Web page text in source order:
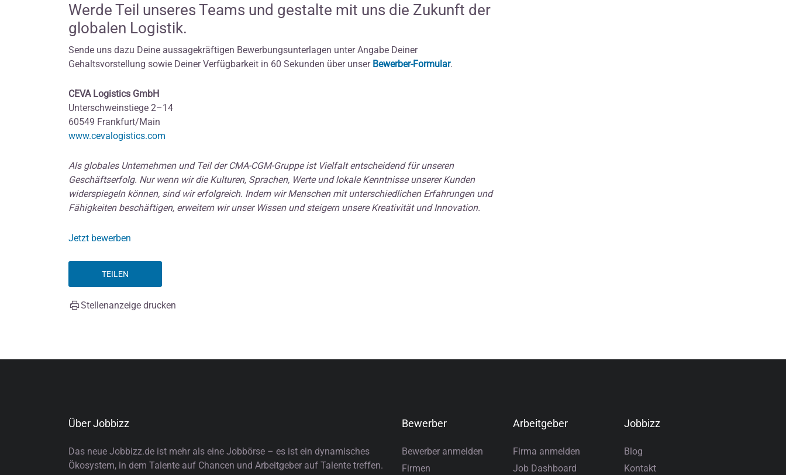
Werde Teil unseres Teams und gestalte mit uns die Zukunft der
globalen Logistik.
Sende uns dazu Deine aussagekräftigen Bewerbungsunterlagen unter Angabe Deiner
Gehaltsvorstellung sowie Deiner Verfügbarkeit in 60 Sekunden über unser Bewerber-Formular.
CEVA Logistics GmbH
Unterschweinstiege 2–14
60549 Frankfurt/Main
www.cevalogistics.com
Als globales Unternehmen und Teil der CMA-CGM-Gruppe ist Vielfalt entscheidend für unseren
Geschäftserfolg. Nur wenn wir die Kulturen, Sprachen, Werte und lokale Kenntnisse unserer Kunden
widerspiegeln können, sind wir erfolgreich. Indem wir Menschen mit unterschiedlichen Erfahrungen und
Fähigkeiten beschäftigen, erweitern wir unser Wissen und steigern unsere Kreativität und Innovation.
Jetzt bewerben
TEILEN
Stellenanzeige drucken
Über Jobbizz
Das neue Jobbizz.de ist mehr als eine Jobbörse – es ist ein dynamisches
Ökosystem, in dem Talente auf Chancen und Arbeitgeber auf Talente treffen.
Bewerber
Bewerber anmelden
Firmen
Arbeitgeber
Firma anmelden
Job Dashboard
Jobbizz
Blog
Kontakt